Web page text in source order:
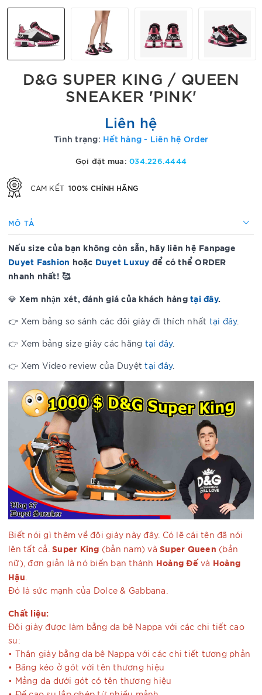
D&G SUPER KING / QUEEN
SNEAKER 'PINK'
Liên hệ
Tình trạng: Hết hàng - Liên hệ Order
Gọi đặt mua:034.226.4444
CAM KẾT 100% CHÍNH HÃNG
MÔ TẢ
Nếu size của bạn không còn sẵn, hãy liên hệ Fanpage
Duyet Fashion hoặc Duyet Luxuy để có thể ORDER
nhanh nhất! 🥰
💎 Xem nhận xét, đánh giá của khách hàng tại đây.
👉 Xem bảng so sánh các đôi giày đi thích nhất tại đây.
👉 Xem bảng size giày các hãng tại đây.
👉 Xem Video review của Duyệttại đây.
Biết nói gì thêm về đôi giày này đây. Có lẽ cái tên đã nói
lên tất cả. Super King (bản nam) và Super Queen (bản
nữ), đơn giản là nó biến bạn thành Hoàng Đếvà Hoàng
Hậu
Đó là sức mạnh của Dolce & Gabbana.
Chất liệu:
Đôi giày được làm bằng da bê Nappa với các chi tiết cao
su:
• Thân giày bằng da bê Nappa với các chi tiết tương phản
• Băng kéo ở gót với tên thương hiệu
• Mảng da dưới gót có tên thương hiệu